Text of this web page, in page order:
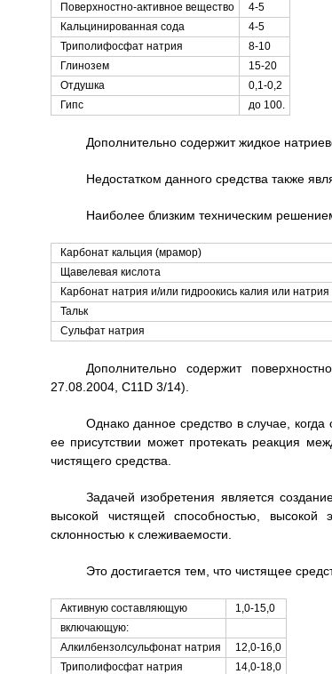
Поверхностно-активное вещество
4-5
Кальцинированная сода
4-5
Триполифосфат натрия
8-10
Глинозем
15-20
Отдушка
0,1-0,2
Гипс
до 100.
Дополнительно содержит жидкое
Недостатком данного средства также
Наиболее близким техническим
Карбонат кальция (мрамор)
Щавелевая кислота
Карбонат натрия и/или гидроокись калия или натрия
Тальк
Сульфат натрия
Дополнительно содержит
27.08.2004, C11D 3/14).
Однако данное средство в случае,
ее присутствии может протекать реакция
чистящего средства.
Задачей изобретения является
высокой чистящей способностью,
склонностью к слеживаемости.
Это достигается тем, что чистящее
Активную составляющую
1,0-15,0
включающую:
Алкилбензолсульфонат натрия
12,0-16,0
Триполифосфат натрия
14,0-18,0